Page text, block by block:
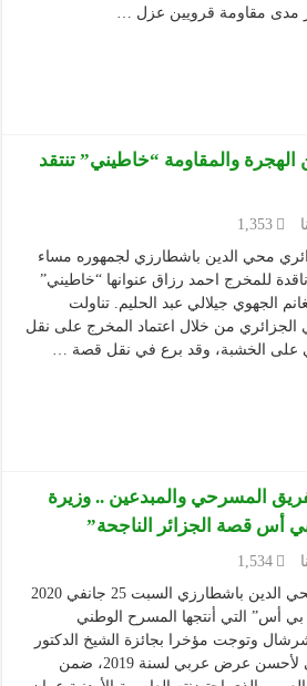
مدى مقاومة قرويين عزل …
والمقاومة “خاطيني” تنتقد
1,353
محي الدين باشطارزي لجمهوره مساء
ناقدة للمخرج احمد رزاق عنوانها “خاطيني”
الجهوي جيلالي عبد الحليم. تناولت
الجزائري من خلال اعتماد المخرج على نقل
على الخشبة، وقد برع في نقل قصة …
المسرحي والمبدعين .. وزيرة
أس قصة الجزائر الناجحة”
1,534
احتضن المسرح الوطني محي الدين باشطارزي السبت 25 جانفي 2020
أس” التي أنتجها المسرح الوطني
وتوجت مؤخرا بجائزة الشيخ الدكتور
سلطان بن محمد القاسمي لأحسن عرض عربي لسنة 2019، ضمن